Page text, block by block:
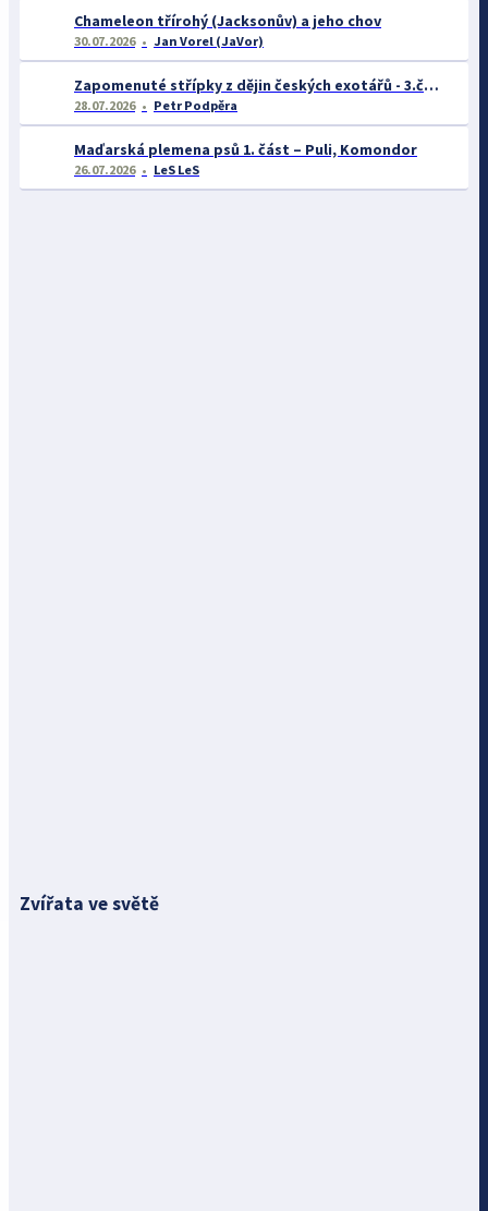
Chameleon třírohý (Jacksonův) a jeho chov
30.07.2026 Jan Vorel (JaVor)
Zapomenuté střípky z dějin českých exotářů - 3.část
28.07.2026 Petr Podpěra
Maďarská plemena psů 1. část – Puli, Komondor
26.07.2026 LeS LeS
Zvířata ve světě